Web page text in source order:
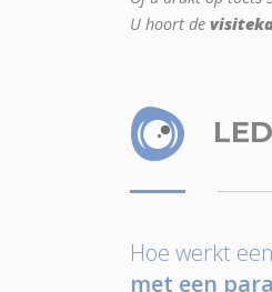
U hoort de
Hoe werkt een
met een